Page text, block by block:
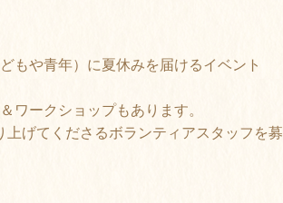
もや青年）に夏休みを届けるイベント
ワークショップもあります。
げてくださるボランティアスタッフを募